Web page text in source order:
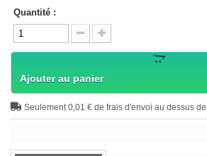
Quantité :
Ajouter au panier
Seulement 0,01 € de frais d'envoi au dessus